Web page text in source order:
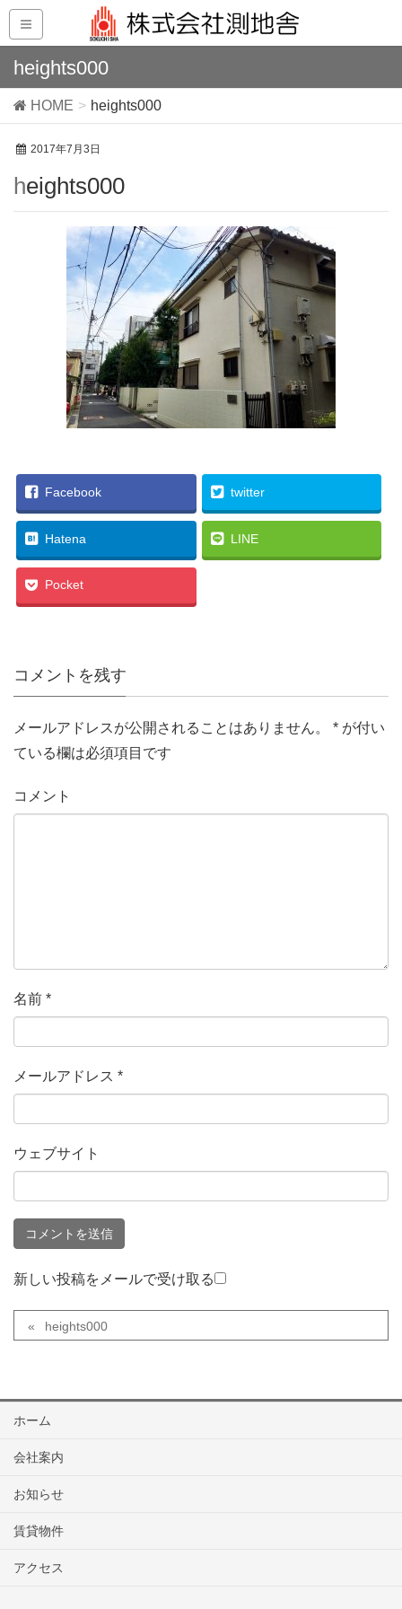
heights000
HOME heights000
2017年7月3日
heights000
Facebook twitter
Hatena LINE
Pocket
コメントを残す
メールアドレスが公開されることはありません。 * が付い
ている欄は必須項目です
コメント
名前 *
メールアドレス *
ウェブサイト
新しい投稿をメールで受け取る
heights000
ホーム
会社案内
お知らせ
賃貸物件
アクセス